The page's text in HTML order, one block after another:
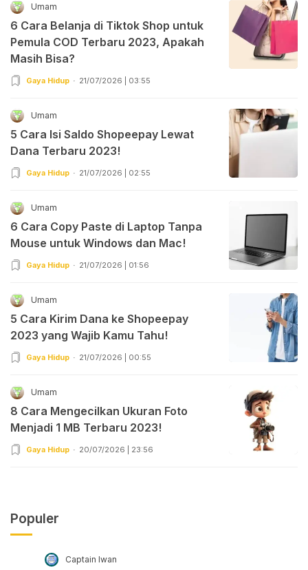
Umam
6 Cara Belanja di Tiktok Shop untuk
Pemula COD Terbaru 2023, Apakah
Masih Bisa?
Gaya Hidup 21/07/2026 | 03:55
Umam
5 Cara Isi Saldo Shopeepay Lewat
Dana Terbaru 2023!
Gaya Hidup 21/07/2026 | 02:55
Umam
6 Cara Copy Paste di Laptop Tanpa
Mouse untuk Windows dan Mac!
Gaya Hidup 21/07/2026 | 01:56
Umam
5 Cara Kirim Dana ke Shopeepay
2023 yang Wajib Kamu Tahu!
Gaya Hidup 21/07/2026 | 00:55
Umam
8 Cara Mengecilkan Ukuran Foto
Menjadi 1 MB Terbaru 2023!
Gaya Hidup 20/07/2026 | 23:56
Populer
Captain Iwan